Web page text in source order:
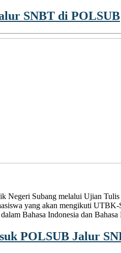
SNBT di POLSUB
Negeri Subang melalui Ujian
yang akan mengikuti
Bahasa Indonesia dan
POLSUB Jalur